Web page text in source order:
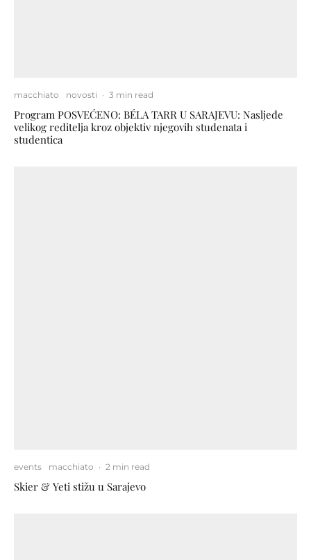
macchiato novosti · 3 min read
Program POSVEĆENO: BÉLA TARR U SARAJEVU: Nasljeđe
velikog reditelja kroz objektiv njegovih studenata i
studentica
events macchiato · 2 min read
Skier & Yeti stižu u Sarajevo